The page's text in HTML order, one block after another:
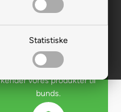
Statistiske
Levering direkte til
døren
Elkøretøjer leveres af
egne medarbejdere – vi
kender vores produkter til
bunds.